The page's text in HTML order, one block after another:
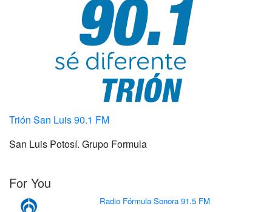
Trión San Luis 90.1 FM
San Luis Potosí. Grupo Formula
For You
Radio Fórmula Sonora 91.5 FM